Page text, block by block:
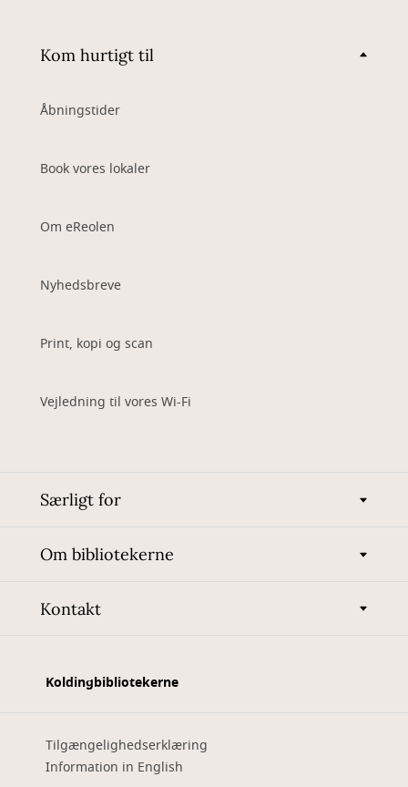
Kom hurtigt til
Åbningstider
Book vores lokaler
Om eReolen
Nyhedsbreve
Print, kopi og scan
Vejledning til vores Wi-Fi
Særligt for
Om bibliotekerne
Kontakt
Koldingbibliotekerne
Tilgængelighedserklæring
Information in English